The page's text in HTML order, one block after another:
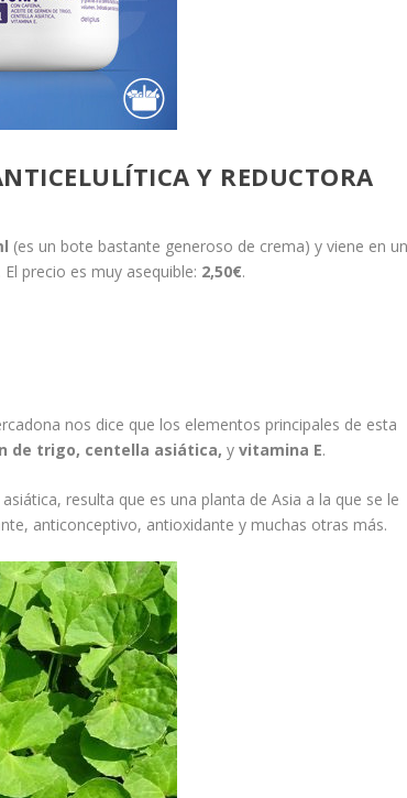
Y REDUCTORA
(es un bote bastante generoso de crema) y viene en
precio es muy asequible: 2,50€.
nos dice que los elementos principales de esta
de trigo, centella asiática, yvitamina E.
resulta que es una planta de Asia a la que se le
anticonceptivo, antioxidante y muchas otras más.